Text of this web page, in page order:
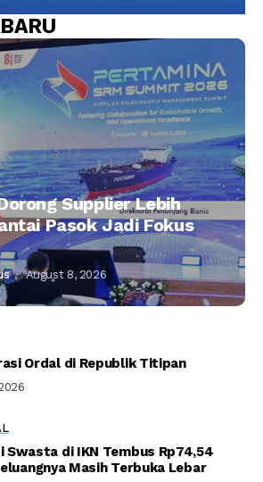
Supplier Lebih
Pasok Jadi Fokus
August 8, 2026
Ordal di Republik Titipan
Swasta di IKN Tembus Rp74,54
Masih Terbuka Lebar